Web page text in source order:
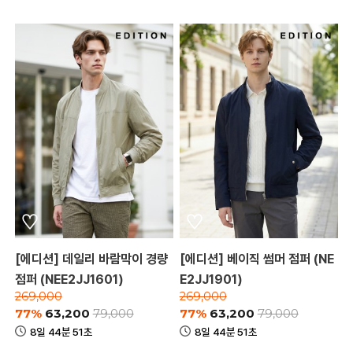
[에디션] 데일리 바람막이 경량
점퍼 (NEE2JJ1601)
269,000
77% 63,200 79,000
8일 44분 51초
[에디션] 베이직 썸머 점퍼 (NE
E2JJ1901)
269,000
77% 63,200 79,000
8일 44분 51초